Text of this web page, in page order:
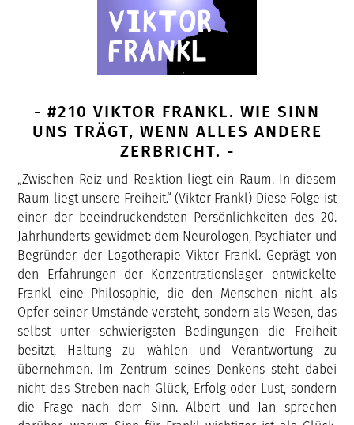
- #210 VIKTOR FRANKL. WIE SINN
UNS TRÄGT, WENN ALLES ANDERE
ZERBRICHT. -
„Zwischen Reiz und Reaktion liegt ein Raum. In diesem
Raum liegt unsere Freiheit.“ (Viktor Frankl) Diese Folge ist
einer der beeindruckendsten Persönlichkeiten des 20.
Jahrhunderts gewidmet: dem Neurologen, Psychiater und
Begründer der Logotherapie Viktor Frankl. Geprägt von
den Erfahrungen der Konzentrationslager entwickelte
Frankl eine Philosophie, die den Menschen nicht als
Opfer seiner Umstände versteht, sondern als Wesen, das
selbst unter schwierigsten Bedingungen die Freiheit
besitzt, Haltung zu wählen und Verantwortung zu
übernehmen. Im Zentrum seines Denkens steht dabei
nicht das Streben nach Glück, Erfolg oder Lust, sondern
die Frage nach dem Sinn. Albert und Jan sprechen